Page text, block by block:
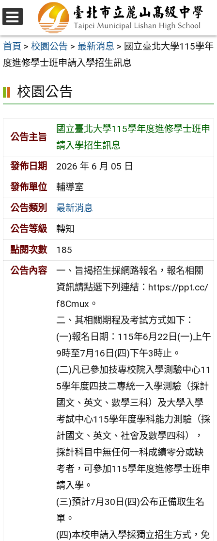
跳
至
主
要
容
區
選
單
首頁 > 校園公告 > 最新消息 > 國立臺北大學115學年
度進修學士班申請入學招生訊息
校園公告
公告主旨
國立臺北大學115學年度進修學士班申
請入學招生訊息
發佈日期
2026 年 6 月 05 日
發佈單位
輔導室
公告類別
最新消息
公告等級
轉知
點閱次數
185
公告內容
一、旨揭招生採網路報名，報名相關
資訊請點選下列連結：https://ppt.cc/
f8Cmux。
二、其相關期程及考試方式如下：
(一)報名日期：115年6月22日(一)上午
9時至7月16日(四)下午3時止。
(二)凡已參加技專校院入學測驗中心11
5學年度四技二專統一入學測驗（採計
國文、英文、數學三科）及大學入學
考試中心115學年度學科能力測驗（採
計國文、英文、社會及數學四科），
採計科目中無任何一科成績零分或缺
考者，可參加115學年度進修學士班申
請入學。
(三)預計7月30日(四)公布正備取生名
單。
(四)本校申請入學採獨立招生方式，免